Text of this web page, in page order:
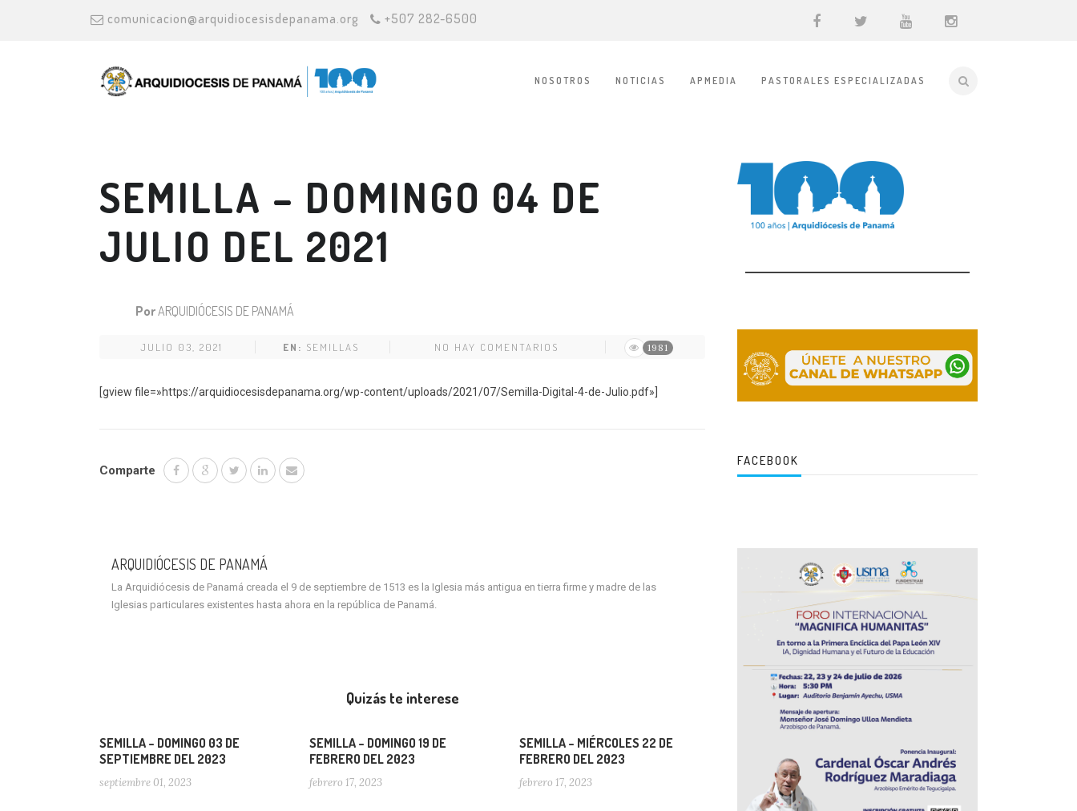
comunicacion@arquidiocesisdepanama.org +507 282-6500
NOSOTROS NOTICIAS APMEDIA PASTORALES ESPECIALIZADAS
SEMILLA – DOMINGO 04 DE
JULIO DEL 2021
PorARQUIDIÓCESIS DE PANAMÁ
JULIO 03, 2021 EN: SEMILLAS NO HAY COMENTARIOS 1981
[gview file=»https://arquidiocesisdepanama.org/wp-content/uploads/2021/07/Semilla-Digital-4-de-Julio.pdf»]
Comparte
ARQUIDIÓCESIS DE PANAMÁ
La Arquidiócesis de Panamá creada el 9 de septiembre de 1513 es la Iglesia más antigua en tierra firme y madre de las
Iglesias particulares existentes hasta ahora en la república de Panamá.
Quizás te interese
SEMILLA – DOMINGO 03 DE
SEPTIEMBRE DEL 2023
septiembre 01, 2023
SEMILLA – DOMINGO 19 DE
FEBRERO DEL 2023
febrero 17, 2023
SEMILLA – MIÉRCOLES 22 DE
FEBRERO DEL 2023
febrero 17, 2023
FACEBOOK